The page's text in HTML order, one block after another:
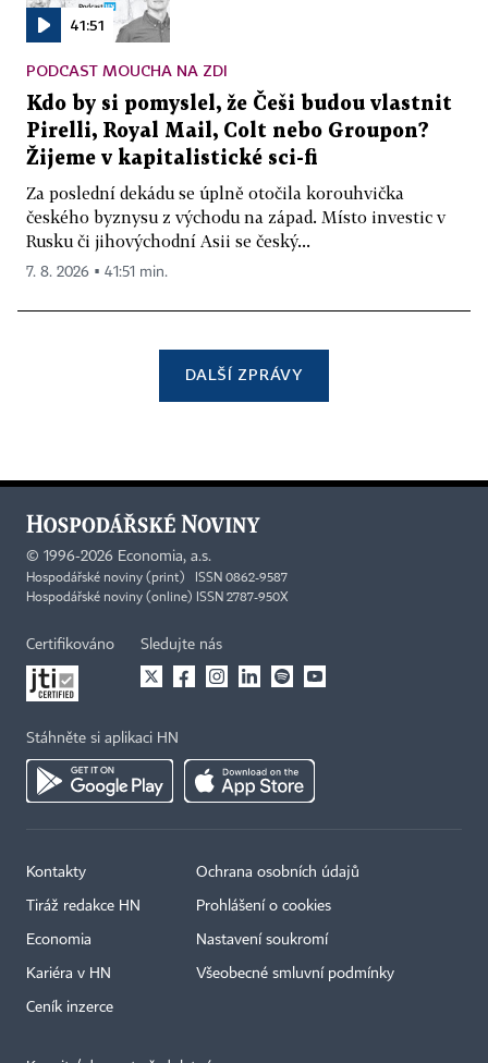
41:51
PODCAST MOUCHA NA ZDI
Kdo by si pomyslel, že Češi budou vlastnit
Pirelli, Royal Mail, Colt nebo Groupon?
Žijeme v kapitalistické sci-fi
Za poslední dekádu se úplně otočila korouhvička
českého byznysu z východu na západ. Místo investic v
Rusku či jihovýchodní Asii se český...
7. 8. 2026 ▪ 41:51 min.
DALŠÍ ZPRÁVY
© 1996-2026 Economia, a.s.
Hospodářské noviny (print) ISSN 0862-9587
Hospodářské noviny (online) ISSN 2787-950X
Certifikováno Sledujte nás
Stáhněte si aplikaci HN
Kontakty
Tiráž redakce HN
Economia
Kariéra v HN
Ceník inzerce
Ochrana osobních údajů
Prohlášení o cookies
Nastavení soukromí
Všeobecné smluvní podmínky